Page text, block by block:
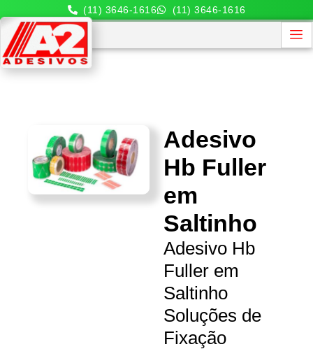
(11) 3646-1616 (11) 3646-1616
Adesivo
Hb Fuller
em
Saltinho
Adesivo Hb
Fuller em
Saltinho
Soluções de
Fixação